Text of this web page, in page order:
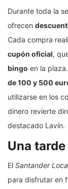
Durante toda la
ofrecen
Cada compra
cupón oficial,
bingo en la
de 100 y 500
utilizarse en los
dinero revierte
destacado Lavín.
Una
El Santander
para disfrutar en